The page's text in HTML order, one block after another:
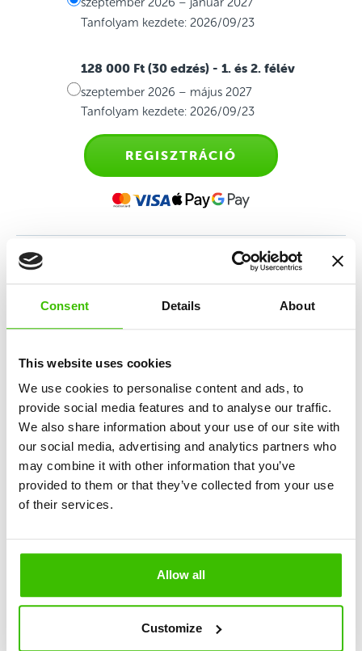
Consent Details About
This website uses cookies
We use cookies to personalise content and ads, to
provide social media features and to analyse our traffic.
We also share information about your use of our site with
our social media, advertising and analytics partners who
may combine it with other information that you’ve
provided to them or that they’ve collected from your use
of their services.
Allow all
Customize
szeptember 2026 – január 2027
Tanfolyam kezdete: 2026/09/23
128 000 Ft (30 edzés) - 1. és 2. félév
szeptember 2026 – május 2027
Tanfolyam kezdete: 2026/09/23
REGISZTRÁCIÓ
Sporttanfolyam gyerekeknek
2,5-4 éves kor között
kíséretében, melynek célja a mozgáskészség és
önállóság fejlesztése.
10 alapkészség fejlesztése
Nagy hangsúly a játékosságon és élményszerzésen
Képzett edző
Játékterv motivációs matricákkal